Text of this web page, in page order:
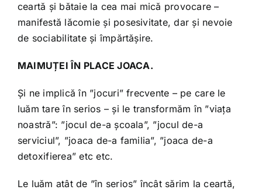
ceartă și bătaie la cea mai mică provocare –
manifestă lăcomie și posesivitate, dar și nevoie
de sociabilitate și împărtășire.
MAIMUȚEI ÎN PLACE JOACA.
Și ne implică în ”jocuri” frecvente – pe care le
luăm tare în serios – și le transformăm în ”viața
noastră”: ”jocul de-a școala”, ”jocul de-a
serviciul”, ”joaca de-a familia”, ”joaca de-a
detoxifierea” etc etc.
Le luăm atât de ”în serios” încât sărim la ceartă,